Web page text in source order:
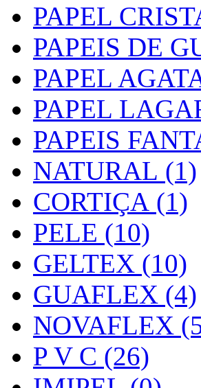
PAPEL
PAPEIS DE
PAPEL
PAPEL
PAPEIS
NATURAL (1)
CORTIÇA (1)
PELE (10)
GELTEX (10)
GUAFLEX (4)
NOVAFLEX
P V C (26)